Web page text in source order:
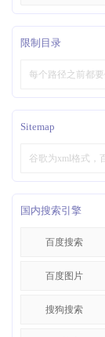
限制目录
Sitemap
国内搜索引擎
百度搜索
百度图片
搜狗搜索